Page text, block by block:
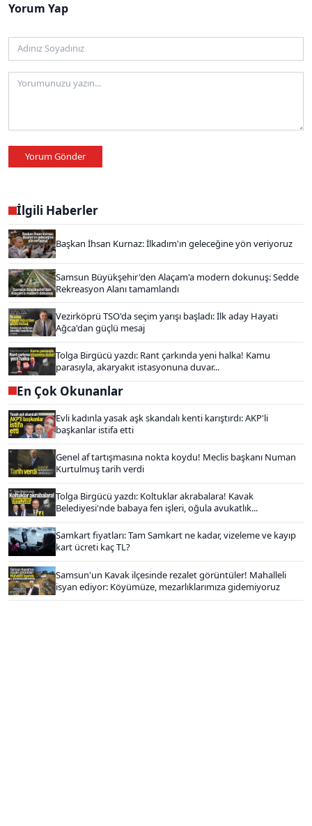
Yorum Yap
Yorum Gönder
İlgili Haberler
Başkan İhsan Kurnaz: İlkadım'ın geleceğine yön veriyoruz
Samsun Büyükşehir'den Alaçam'a modern dokunuş: Sedde
Rekreasyon Alanı tamamlandı
Vezirköprü TSO'da seçim yarışı başladı: İlk aday Hayati
Ağca'dan güçlü mesaj
Tolga Birgücü yazdı: Rant çarkında yeni halka! Kamu
parasıyla, akaryakıt istasyonuna duvar...
En Çok Okunanlar
Evli kadınla yasak aşk skandalı kenti karıştırdı: AKP'li
başkanlar istifa etti
Genel af tartışmasına nokta koydu! Meclis başkanı Numan
Kurtulmuş tarih verdi
Tolga Birgücü yazdı: Koltuklar akrabalara! Kavak
Belediyesi'nde babaya fen işleri, oğula avukatlık...
Samkart fiyatları: Tam Samkart ne kadar, vizeleme ve kayıp
kart ücreti kaç TL?
Samsun'un Kavak ilçesinde rezalet görüntüler! Mahalleli
isyan ediyor: Köyümüze, mezarlıklarımıza gidemiyoruz